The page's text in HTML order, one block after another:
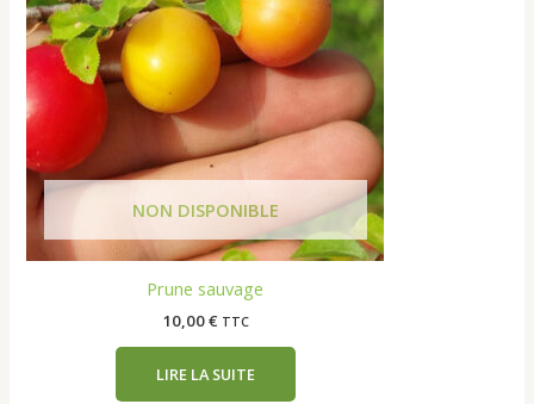
Prune sauvage
10,00€ TTC
LIRE LA SUITE